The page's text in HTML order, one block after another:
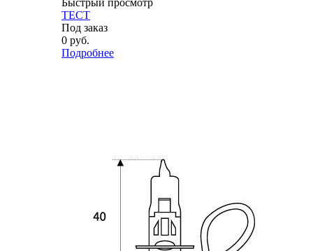
Быстрый просмотр
ТЕСТ
Под заказ
0 руб.
Подробнее